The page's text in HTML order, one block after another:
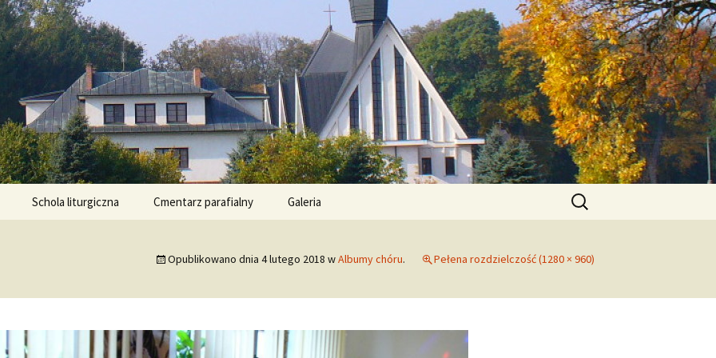
– Parafia Rzymskokatolicka
Schola liturgiczna Cmentarz parafialny Galeria
Szukaj:
Opublikowano dnia 4 lutego 2018 wAlbumy chóru. Pełena rozdzielczość (1280 × 960)